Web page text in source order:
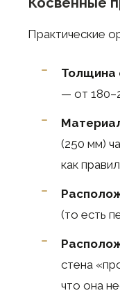
Практические
Толщина
— от
(250 мм)
как
(то есть
стена
что она